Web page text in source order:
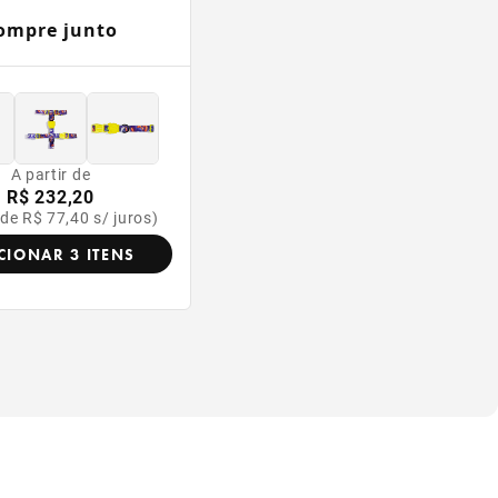
junto
A partir de
R$ 232,20
R$ 77,40 s/ juros)
3 ITENS